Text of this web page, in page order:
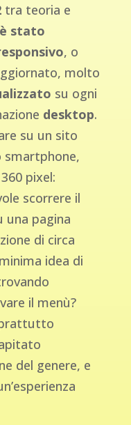
tra teoria e
stato
, o
molto
su ogni
desktop.
su un sito
smartphone,
pixel:
scorrere il
una pagina
di circa
idea di
il menù?
del genere, e